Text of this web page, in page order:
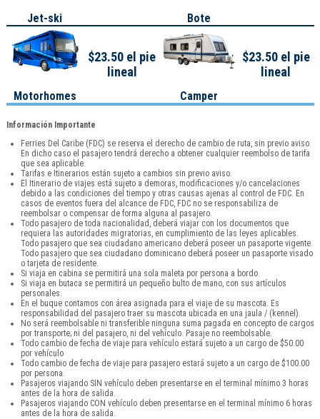
Jet-ski Bote
Motorhomes
$23.50 el pie
lineal
Camper
$23.50 el pie
lineal
Información Importante
Ferries Del Caribe (FDC) se reserva el derecho de cambio de ruta, sin previo aviso.
En dicho caso el pasajero tendrá derecho a obtener cualquier reembolso de tarifa
que sea aplicable.
Tarifas e Itinerarios están sujeto a cambios sin previo aviso.
El Itinerario de viajes está sujeto a demoras, modificaciones y/o cancelaciones
debido a las condiciones del tiempo y otras causas ajenas al control de FDC. En
casos de eventos fuera del alcance de FDC, FDC no se responsabiliza de
reembolsar o compensar de forma alguna al pasajero.
Todo pasajero de toda nacionalidad, deberá viajar con los documentos que
requiera las autoridades migratorias, en cumplimiento de las leyes aplicables.
Todo pasajero que sea ciudadano americano deberá poseer un pasaporte vigente.
Todo pasajero que sea ciudadano dominicano deberá poseer un pasaporte visado
o tarjeta de residente.
Si viaja en cabina se permitirá una sola maleta por persona a bordo.
Si viaja en butaca se permitirá un pequeño bulto de mano, con sus artículos
personales.
En el buque contamos con área asignada para el viaje de su mascota. Es
responsabilidad del pasajero traer su mascota ubicada en una jaula / (kennel).
No será reembolsable ni transferible ninguna suma pagada en concepto de cargos
por transporte; ni del pasajero, ni del vehículo. Pasaje no reembolsable.
Todo cambio de fecha de viaje para vehículo estará sujeto a un cargo de $50.00
por vehículo
Todo cambio de fecha de viaje para pasajero estará sujeto a un cargo de $100.00
por persona.
Pasajeros viajando SIN vehículo deben presentarse en el terminal mínimo 3 horas
antes de la hora de salida.
Pasajeros viajando CON vehículo deben presentarse en el terminal mínimo 6 horas
antes de la hora de salida.